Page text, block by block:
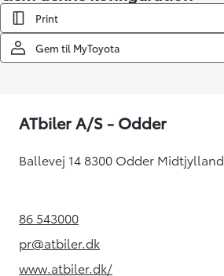
Print
Gem til MyToyota
ATbiler A/S - Odder
Ballevej 14 8300 Odder Midtjylland
86 543000(Opens in new tab)
pr@atbiler.dk(Opens in new tab)
www.atbiler.dk/